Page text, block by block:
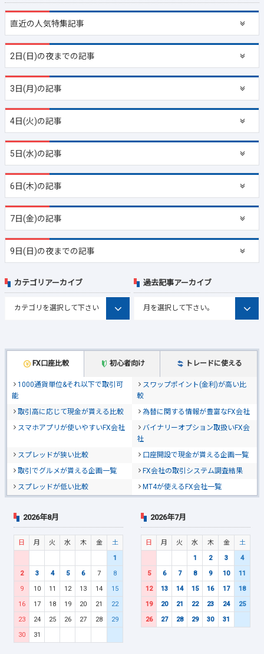
直近の人気特集記事
2日(日)の夜までの記事
3日(月)の記事
4日(火)の記事
5日(水)の記事
6日(木)の記事
7日(金)の記事
9日(日)の夜までの記事
FX口座比較 初心者向け トレードに使える
1000通貨単位&それ以下で取引可
能
スワップポイント(金利)が高い比
較
取引高に応じて現金が貰える比較
為替に関する情報が豊富なFX会社
スマホアプリが使いやすいFX会社
バイナリーオプション取扱いFX会
社
スプレッドが狭い比較
口座開設で現金が貰える企画一覧
取引でグルメが貰える企画一覧
FX会社の取引システム調査結果
スプレッドが低い比較
MT4が使えるFX会社一覧
カテゴリアーカイブ 過去記事アーカイブ
2026年8月
日 月 火 水 木 金
土
1
2
3 4 5 6 7
8
9
10 11 12 13 14
15
16
17 18 19 20 21
22
23
24 25 26 27 28
29
30
31
2026年7月
日 月 火 水 木 金
土
1
2 3
4
5
6 7 8 9 10
11
12
13 14 15 16 17
18
19
20 21 22 23 24
25
26
27 28 29 30 31